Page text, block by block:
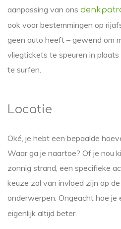
aanpassing van ons
ook voor bestemmingen op
geen auto heeft – gewend om
vliegtickets te speuren in
te surfen.
Locatie
Oké, je hebt een bepaalde
Waar ga je naartoe? Of je nou
zonnig strand, een specifieke
keuze zal van invloed zijn op
onderwerpen. Ongeacht hoe je
eigenlijk altijd beter.